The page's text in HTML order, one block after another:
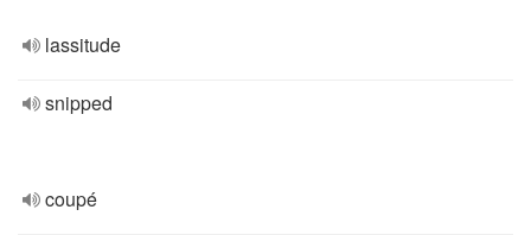
lassitude
snipped
coupé